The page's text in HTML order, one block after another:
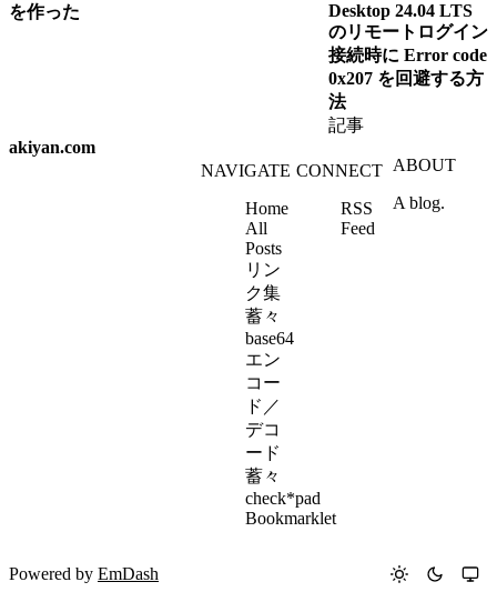
を作った
Desktop 24.04 LTS
のリモートログイン
接続時に Error code
0x207 を回避する方
法
記事
akiyan.com
NAVIGATE
Home
All
Posts
リン
ク集
蓄々
base64
エン
コー
ド／
デコ
ード
蓄々
check*pad
Bookmarklet
CONNECT
RSS
Feed
ABOUT
A blog.
Powered by EmDash